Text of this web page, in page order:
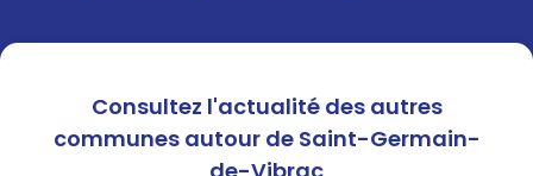
Consultez l'actualité des autres
communes autour de Saint-Germain-